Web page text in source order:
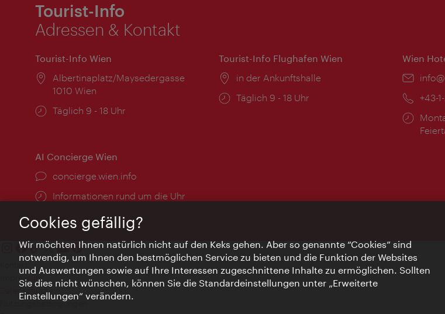
Tourist-Info
Adressen & Kontakt
Tourist-Info Wien
Ort:
Albertinaplatz/Maysedergasse
1010 Wien
Öffnungszeiten:
Täglich 9 - 18 Uhr
Tourist-Info Flughafen Wien
Ort:
in der Ankunftshalle
Öffnungszeiten:
Täglich 9 - 18 Uhr
Wien
+43-
AI Concierge Wien
Ort:
concierge.wien.info
Öffnungszeiten:
Informationen rund um die Uhr
Impressum
Datenschutz
Nutzungsbedingungen
Cookies gefällig?
Wir möchten Ihnen natürlich nicht auf den Keks gehen. Aber so genannte “Cookies” sind
notwendig, um Ihnen den bestmöglichen Service zu bieten und die Funktion der Websites
und Auswertungen sowie auf Ihre Interessen zugeschnittene Inhalte zu ermöglichen. Sollten
Sie dies nicht wünschen, können Sie die Standardeinstellungen unter „Erweiterte
Einstellungen“ verändern.